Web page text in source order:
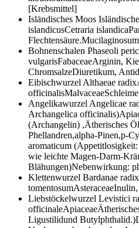
[Krebsmittel]
Isländisches Moos
islandicusCetraria
Flechtensäure.Mucilaginosum
Bohnenschalen Phaseoli
vulgarisFabaceaeArginin,
ChromsalzeDiuretikum,
Eibischwurzel Althaeae
Angelikawurzel Angelicae
Archangelica
(Archangelin) ,Ätherisches
Phellandren,alpha-Pinen,p-
aromaticum
wie leichte
Blähungen)Nebenwirkung:
Klettenwurzel Bardanae
Liebstöckelwurzel Levistici
Ligustilidund